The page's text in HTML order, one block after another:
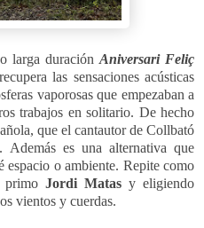
larga duración Aniversari Feliç
recupera las sensaciones acústicas
vaporosas que empezaban a
trabajos en solitario. De hecho
que el cantautor de Collbató
Además es una alternativa que
espacio o ambiente. Repite como
primo Jordi Matasy eligiendo
vientos y cuerdas.